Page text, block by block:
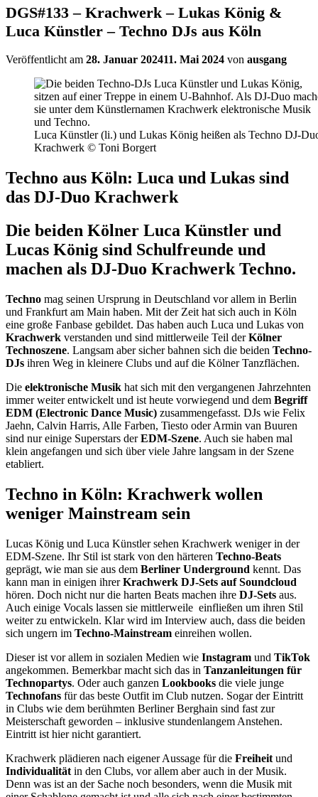
DGS#133 – Krachwerk – Lukas König &
Luca Künstler – Techno DJs aus Köln
Veröffentlicht am 28. Januar 202411. Mai 2024 von ausgang
Luca Künstler (li.) und Lukas König heißen als Techno DJ-
Krachwerk © Toni Borgert
Techno aus Köln: Luca und Lukas sind
das DJ-Duo Krachwerk
Die beiden Kölner Luca Künstler und
Lucas König sind Schulfreunde und
machen als DJ-Duo Krachwerk Techno.
Techno mag seinen Ursprung in Deutschland vor allem in Berlin
und Frankfurt am Main haben. Mit der Zeit hat sich auch in Köln
eine große Fanbase gebildet. Das haben auch Luca und Lukas von
Krachwerk verstanden und sind mittlerweile Teil derKölner
Technoszene. Langsam aber sicher bahnen sich die beiden Techno-
DJs ihren Weg in kleinere Clubs und auf die Kölner Tanzflächen.
Die elektronische Musik hat sich mit den vergangenen Jahrzehnten
immer weiter entwickelt und ist heute vorwiegend und dem Begriff
EDM (Electronic Dance Music) zusammengefasst. DJs wie Felix
Jaehn, Calvin Harris, Alle Farben, Tiesto oder Armin van Buuren
sind nur einige Superstars derEDM-Szene. Auch sie haben mal
klein angefangen und sich über viele Jahre langsam in der Szene
etabliert.
Techno in Köln: Krachwerk wollen
weniger Mainstream sein
Lucas König und Luca Künstler sehen Krachwerk weniger in der
EDM-Szene. Ihr Stil ist stark von den härteren Techno-Beats
geprägt, wie man sie aus dem Berliner Underground kennt. Das
kann man in einigen ihrerKrachwerk DJ-Sets auf Soundcloud
hören. Doch nicht nur die harten Beats machen ihre DJ-Sets aus.
Auch einige Vocals lassen sie mittlerweile einfließen um ihren Stil
weiter zu entwickeln. Klar wird im Interview auch, dass die beiden
sich ungern im Techno-Mainstream einreihen wollen.
Dieser ist vor allem in sozialen Medien wie Instagram und TikTok
angekommen. Bemerkbar macht sich das in Tanzanleitungen für
Technopartys. Oder auch ganzen Lookbooks die viele junge
Technofans für das beste Outfit im Club nutzen. Sogar der Eintritt
in Clubs wie dem berühmten Berliner Berghain sind fast zur
Meisterschaft geworden – inklusive stundenlangem Anstehen.
Eintritt ist hier nicht garantiert.
Krachwerk plädieren nach eigener Aussage für die Freiheit und
Individualität in den Clubs, vor allem aber auch in der Musik.
Denn was ist an der Sache noch besonders, wenn die Musik mit